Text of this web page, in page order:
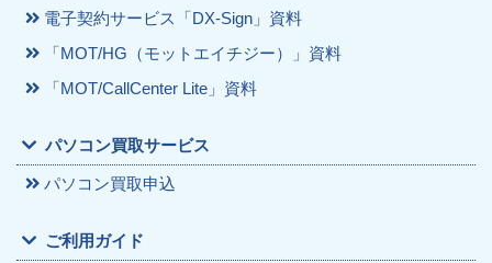
電子契約サービス「DX-Sign」資料
「MOT/HG（モットエイチジー）」資料
「MOT/CallCenter Lite」資料
パソコン買取サービス
パソコン買取申込
ご利用ガイド